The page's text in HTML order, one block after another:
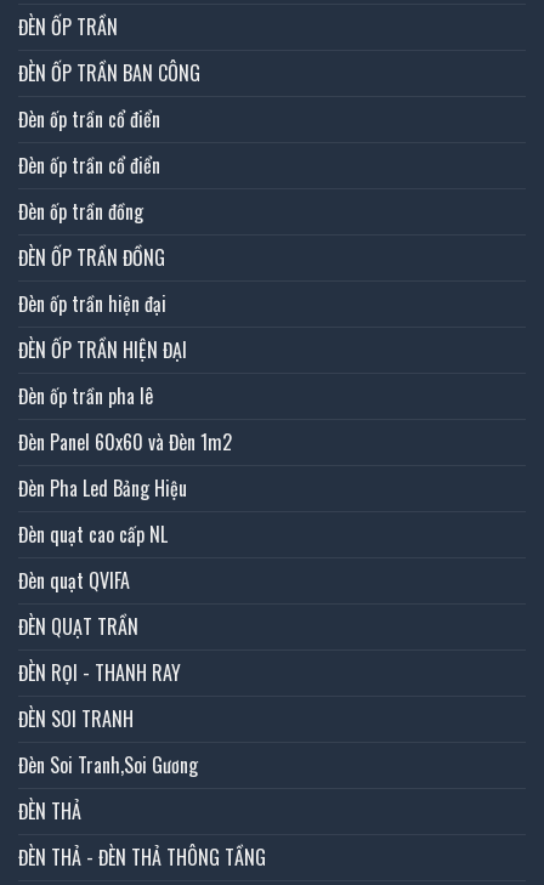
ĐÈN ỐP TRẦN
ĐÈN ỐP TRẦN BAN CÔNG
Đèn ốp trần cổ điển
Đèn ốp trần cổ điển
Đèn ốp trần đồng
ĐÈN ỐP TRẦN ĐỒNG
Đèn ốp trần hiện đại
ĐÈN ỐP TRẦN HIỆN ĐẠI
Đèn ốp trần pha lê
Đèn Panel 60x60 và Đèn 1m2
Đèn Pha Led Bảng Hiệu
Đèn quạt cao cấp NL
Đèn quạt QVIFA
ĐÈN QUẠT TRẦN
ĐÈN RỌI - THANH RAY
ĐÈN SOI TRANH
Đèn Soi Tranh,Soi Gương
ĐÈN THẢ
ĐÈN THẢ - ĐÈN THẢ THÔNG TẦNG